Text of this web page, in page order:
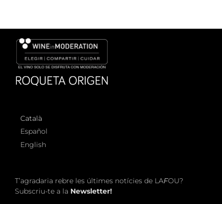
Català
Español
English
T’agradaria rebre les últimes notícies de LAFOU?
Subscriu-te a la Newsletter!